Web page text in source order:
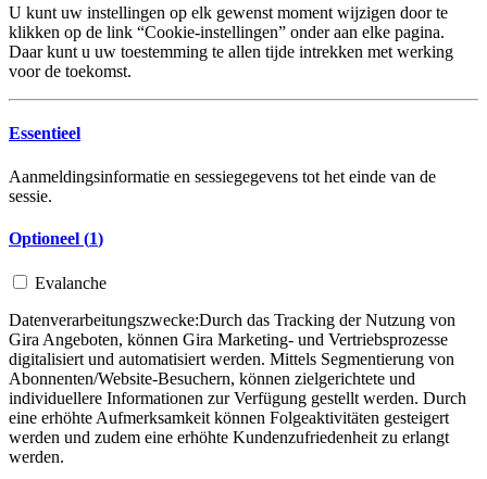
U kunt uw instellingen op elk gewenst moment wijzigen door te
klikken op de link “Cookie-instellingen” onder aan elke pagina.
Daar kunt u uw toestemming te allen tijde intrekken met werking
voor de toekomst.
Essentieel
Aanmeldingsinformatie en sessiegegevens tot het einde van de
sessie.
Optioneel (1)
Evalanche
Datenverarbeitungszwecke:Durch das Tracking der Nutzung von
Gira Angeboten, können Gira Marketing- und Vertriebsprozesse
digitalisiert und automatisiert werden. Mittels Segmentierung von
Abonnenten/Website-Besuchern, können zielgerichtete und
individuellere Informationen zur Verfügung gestellt werden. Durch
eine erhöhte Aufmerksamkeit können Folgeaktivitäten gesteigert
werden und zudem eine erhöhte Kundenzufriedenheit zu erlangt
werden.